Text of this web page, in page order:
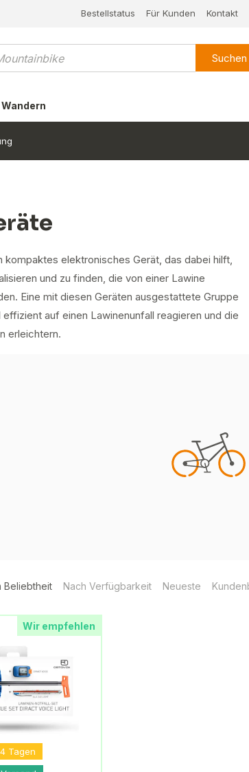
Bestellstatus Für Kunden Kontakt
Suchen
Wandern
kompaktes elektronisches Gerät, das dabei hilft,
und zu finden, die von einer Lawine
Eine mit diesen Geräten ausgestattete Gruppe
effizient auf einen Lawinenunfall reagieren und die
erleichtern.
Beliebtheit Nach Verfügbarkeit Neueste
Wir empfehlen
Tagen